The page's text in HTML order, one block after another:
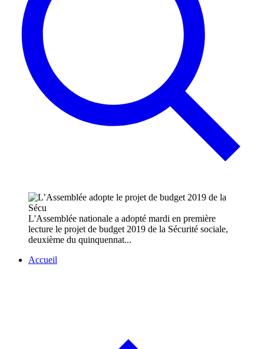
L'Assemblée nationale a adopté mardi en première
lecture le projet de budget 2019 de la Sécurité sociale,
deuxième du quinquennat...
Accueil